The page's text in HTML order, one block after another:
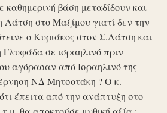
βάση μεταδίδουν και
στο Μαξίμου γιατί δεν την
ο Κυριάκος στον Σ.Λάτση και
Γλυφάδα σε ισραηλινό πριν
αγόρασαν από Ισραηλινό της
ΝΔ Μητσοτάκη ? Ο κ.
έπειτα από την ανάπτυξη στο